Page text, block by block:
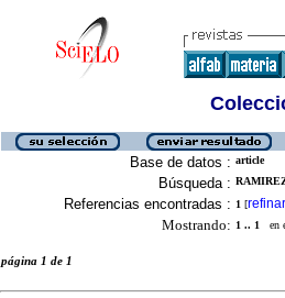
Base de datos : article
Búsqueda :
Referencias encontradas : 1 [refinar
Mostrando: 1 .. 1 en
página 1 de 1